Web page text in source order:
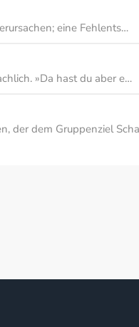
eine Fehlents…
»Da hast du aber e…
der dem Gruppenziel